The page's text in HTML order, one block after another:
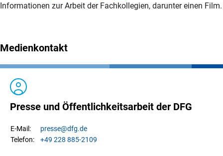
Informationen zur Arbeit der Fachkollegien, darunter einen Film.
Medienkontakt
Presse und Öffentlichkeitsarbeit der DFG
E-Mail: presse@dfg.de
Telefon:
+49 228 885-2109